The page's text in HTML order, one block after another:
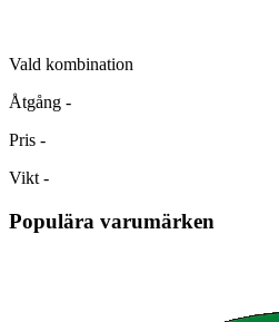
Vald kombination
Åtgång -
Pris -
Vikt -
Populära varumärken